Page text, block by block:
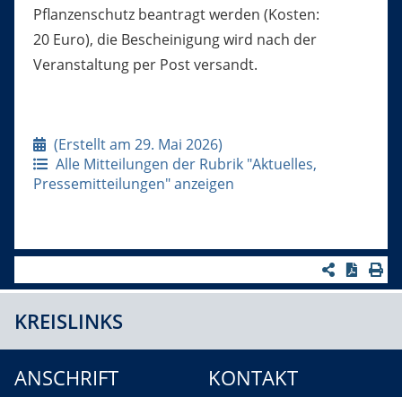
Pflanzenschutz beantragt werden (Kosten:
20 Euro), die Bescheinigung wird nach der
Veranstaltung per Post versandt.
(Erstellt am 29. Mai 2026)
Alle Mitteilungen der Rubrik "Aktuelles,
Pressemitteilungen" anzeigen
KREISLINKS
ANSCHRIFT KONTAKT